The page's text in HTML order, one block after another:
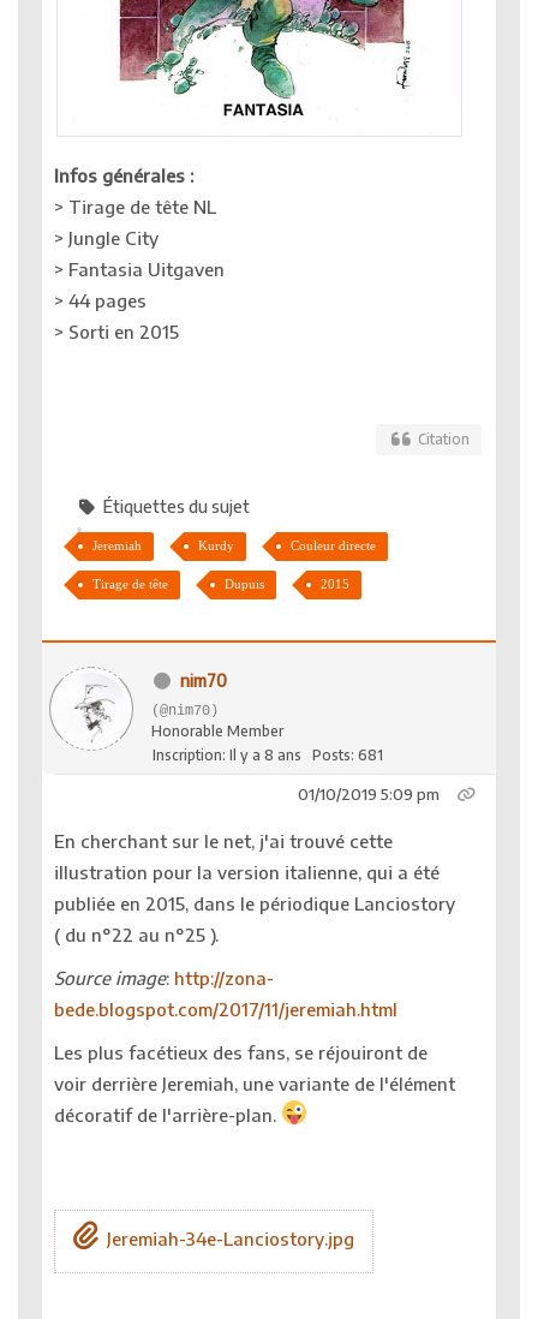
Infos générales :
> Tirage de tête NL
> Jungle City
> Fantasia Uitgaven
> 44 pages
> Sorti en 2015
Citation
Étiquettes du sujet
Jeremiah Kurdy Couleur directe
Tirage de tête Dupuis 2015
nim70
(@nim70)
Honorable Member
Inscription: Il y a 8 ans
Posts: 681
01/10/2019 5:09 pm
En cherchant sur le net, j'ai trouvé cette
illustration pour la version italienne, qui a été
publiée en 2015, dans le périodique Lanciostory
( du n°22 au n°25 ).
Source image: http://zona-
bede.blogspot.com/2017/11/jeremiah.html
Les plus facétieux des fans, se réjouiront de
voir derrière Jeremiah, une variante de l'élément
décoratif de l'arrière-plan.
Jeremiah-34e-Lanciostory.jpg